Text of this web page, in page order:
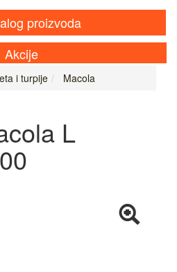
proizvoda
Akcije
i turpije Macola
L